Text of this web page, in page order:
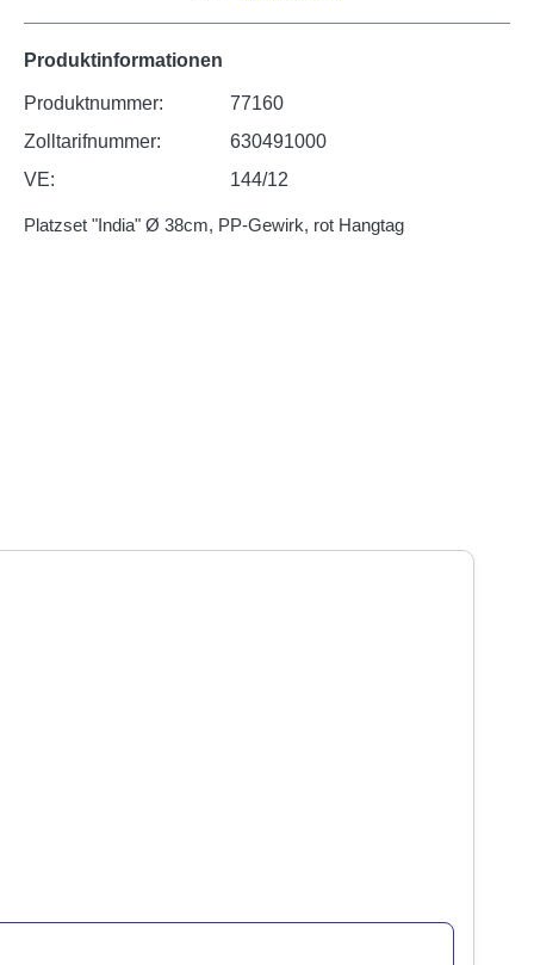
Produktinformationen
Produktnummer:
77160
Zolltarifnummer:
630491000
VE:
144/12
Platzset "India" Ø 38cm, PP-Gewirk, rot Hangtag